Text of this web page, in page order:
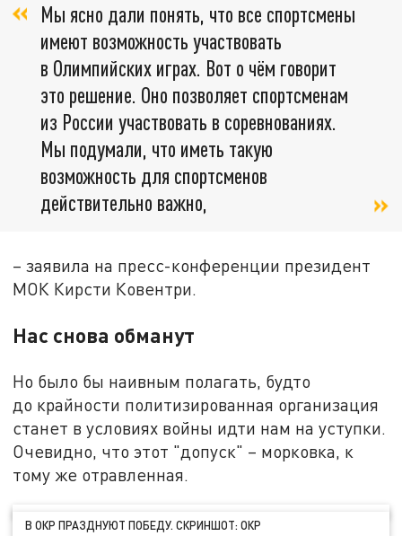
Мы ясно дали понять, что все спортсмены
имеют возможность участвовать
в Олимпийских играх. Вот о чём говорит
это решение. Оно позволяет спортсменам
из России участвовать в соревнованиях.
Мы подумали, что иметь такую
возможность для спортсменов
действительно важно,
– заявила на пресс-конференции президент
МОК Кирсти Ковентри.
Нас снова обманут
Но было бы наивным полагать, будто
до крайности политизированная организация
станет в условиях войны идти нам на уступки.
Очевидно, что этот "допуск" – морковка, к
тому же отравленная.
В ОКР ПРАЗДНУЮТ ПОБЕДУ. СКРИНШОТ: ОКР